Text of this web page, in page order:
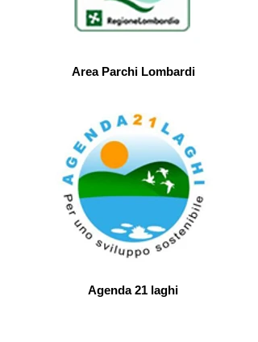
Area Parchi Lombardi
Agenda 21 laghi